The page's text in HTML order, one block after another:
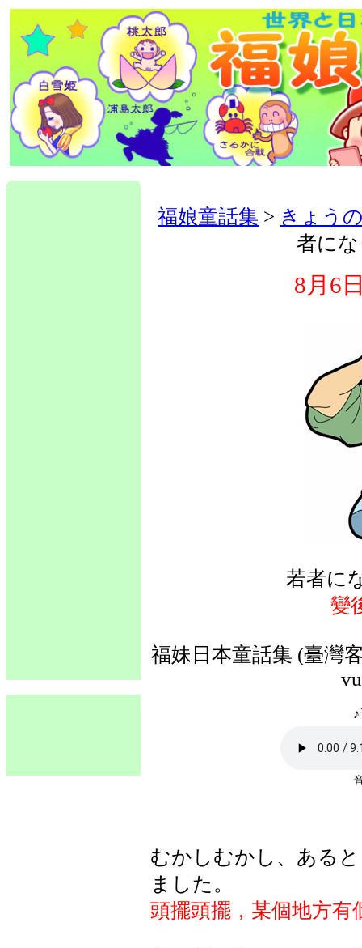
福娘童話集 > きょう
者に
8月6
若者に
變
福妹日本童話集 (臺灣
むかしむかし、ある
ました。
頭擺頭擺，某個地方有